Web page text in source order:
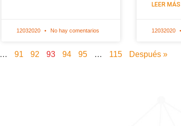
12032020 No hay comentarios
LEER MÁS
12032020
… 91 92 93 94 95 … 115 Después »